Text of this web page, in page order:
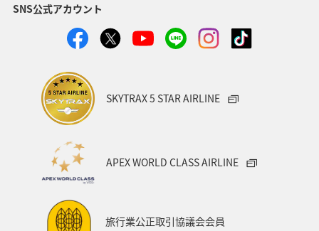
記念日 ANA Mall
SNS公式アカウント
SKYTRAX 5 STAR AIRLINE
APEX WORLD CLASS AIRLINE
旅行業公正取引協議会会員